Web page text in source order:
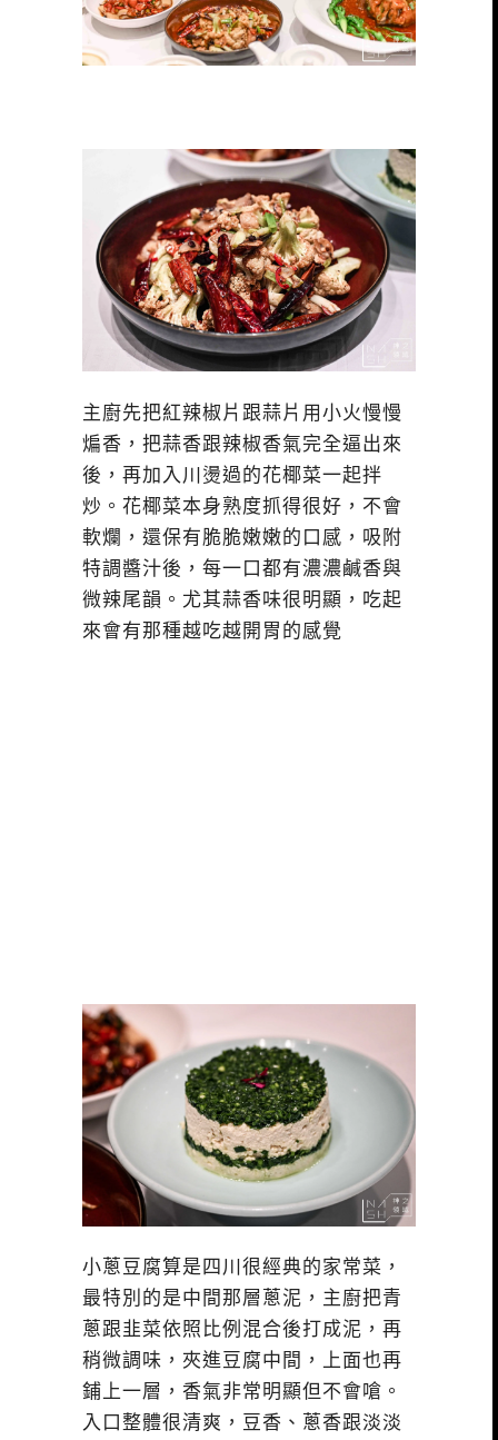
主廚先把紅辣椒片跟蒜片用小火慢慢
煸香，把蒜香跟辣椒香氣完全逼出來
後，再加入川燙過的花椰菜一起拌
炒。花椰菜本身熟度抓得很好，不會
軟爛，還保有脆脆嫩嫩的口感，吸附
特調醬汁後，每一口都有濃濃鹹香與
微辣尾韻。尤其蒜香味很明顯，吃起
來會有那種越吃越開胃的感覺
小蔥豆腐算是四川很經典的家常菜，
最特別的是中間那層蔥泥，主廚把青
蔥跟韭菜依照比例混合後打成泥，再
稍微調味，夾進豆腐中間，上面也再
鋪上一層，香氣非常明顯但不會嗆。
入口整體很清爽，豆香、蔥香跟淡淡